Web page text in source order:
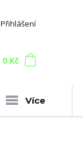
Přihlášení
0 Kč
Více